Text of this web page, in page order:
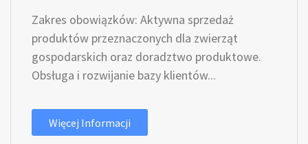
Zakres obowiązków: Aktywna sprzedaż
produktów przeznaczonych dla zwierząt
gospodarskich oraz doradztwo produktowe.
Obsługa i rozwijanie bazy klientów...
Więcej Informacji